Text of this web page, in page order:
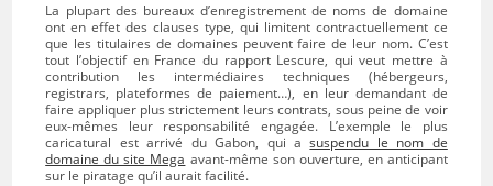
La plupart des bureaux d’enregistrement de noms de domaine
ont en effet des clauses type, qui limitent contractuellement ce
que les titulaires de domaines peuvent faire de leur nom. C’est
tout l’objectif en France du rapport Lescure, qui veut mettre à
contribution les intermédiaires techniques (hébergeurs,
registrars, plateformes de paiement…), en leur demandant de
faire appliquer plus strictement leurs contrats, sous peine de voir
eux-mêmes leur responsabilité engagée. L’exemple le plus
caricatural est arrivé du Gabon, qui asuspendu le nom de
domaine du site Mega avant-même son ouverture, en anticipant
sur le piratage qu’il aurait facilité.